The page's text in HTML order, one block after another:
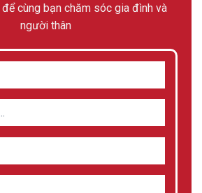
cùng bạn chăm sóc gia đình và
người thân